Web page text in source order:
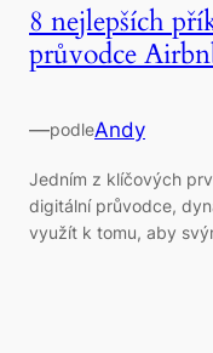
8 nejlepších
průvodce
—podleAndy
Jedním z klíčových
digitální průvodce,
využít k tomu, aby